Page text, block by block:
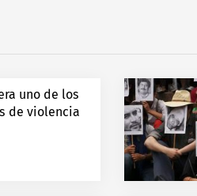
uno de los
de violencia